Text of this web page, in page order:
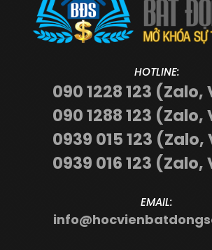
HOTLINE:
090 1228 123
090 1288 123
0939 015 123
0939 016 123
EMAIL: